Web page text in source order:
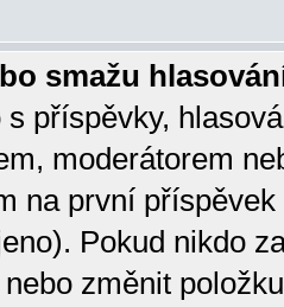
smažu
příspěvky,
moderátorem
na první
Pokud nikdo
změnit